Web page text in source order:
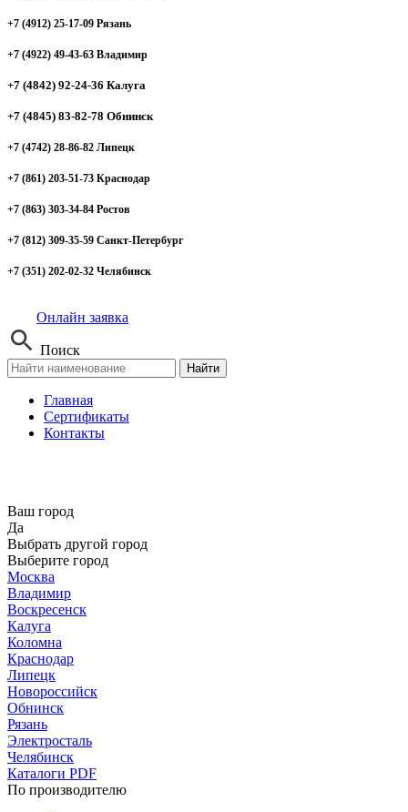
+7 (4912) 25-17-09 Рязань
+7 (4922) 49-43-63 Владимир
+7 (4842) 92-24-36 Калуга
+7 (4845) 83-82-78 Обнинск
+7 (4742) 28-86-82 Липецк
+7 (861) 203-51-73 Краснодар
+7 (863) 303-34-84 Ростов
+7 (812) 309-35-59 Санкт-Петербург
+7 (351) 202-02-32 Челябинск
Онлайн заявка
Поиск
Найти
Главная
Сертификаты
Контакты
Ваш город
Да
Выбрать другой город
Выберите город
Москва
Владимир
Воскресенск
Калуга
Коломна
Краснодар
Липецк
Новороссийск
Обнинск
Рязань
Электросталь
Челябинск
Каталоги PDF
По производителю